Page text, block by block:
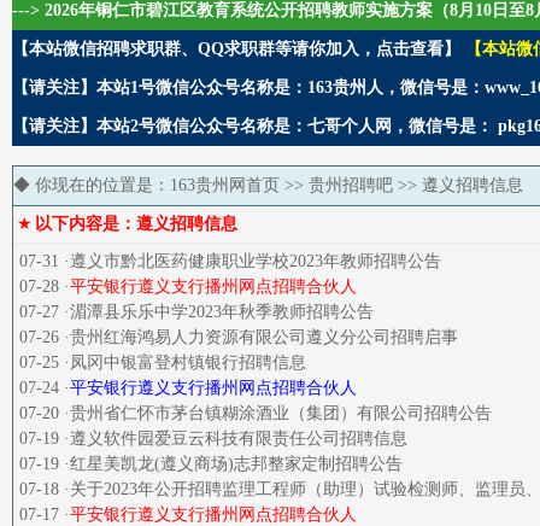
---> 2026年铜仁市碧江区教育系统公开招聘教师实施方案（8月10日至8
【本站微信招聘求职群、QQ求职群等请你加入，点击查看】 【本站
【请关注】本站1号微信公众号名称是：163贵州人，微信号是：
【请关注】本站2号微信公众号名称是：七哥个人网，微信号是：
◆ 你现在的位置是： 163贵州网首页 >> 贵州招聘吧 >> 遵义招聘信息
★ 以下内容是：遵义招聘信息
07-31 ·遵义市黔北医药健康职业学校2023年教师招聘公告
07-28 ·平安银行遵义支行播州网点招聘合伙人
07-27 ·湄潭县乐乐中学2023年秋季教师招聘公告
07-26 ·贵州红海鸿易人力资源有限公司遵义分公司招聘启事
07-25 ·凤冈中银富登村镇银行招聘信息
07-24 ·平安银行遵义支行播州网点招聘合伙人
07-20 ·贵州省仁怀市茅台镇糊涂酒业（集团）有限公司招聘公告
07-19 ·遵义软件园爱豆云科技有限责任公司招聘信息
07-19 ·红星美凯龙(遵义商场)志邦整家定制招聘公告
07-18 ·关于2023年公开招聘监理工程师（助理）试验检测师、监理员
07-17 ·平安银行遵义支行播州网点招聘合伙人